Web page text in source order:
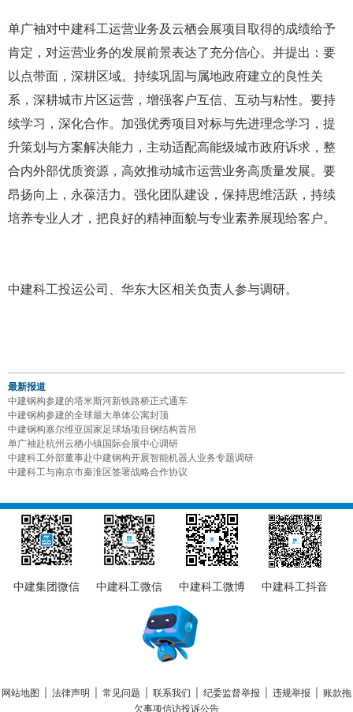
单广袖对中建科工运营业务及云栖会展项目取得的成绩给予
肯定，对运营业务的发展前景表达了充分信心。并提出：要
以点带面，深耕区域。持续巩固与属地政府建立的良性关
系，深耕城市片区运营，增强客户互信、互动与粘性。要持
续学习，深化合作。加强优秀项目对标与先进理念学习，提
升策划与方案解决能力，主动适配高能级城市政府诉求，整
合内外部优质资源，高效推动城市运营业务高质量发展。要
昂扬向上，永葆活力。强化团队建设，保持思维活跃，持续
培养专业人才，把良好的精神面貌与专业素养展现给客户。
中建科工投运公司、华东大区相关负责人参与调研。
最新报道
中建钢构参建的塔米斯河新铁路桥正式通车
中建钢构参建的全球最大单体公寓封顶
中建钢构塞尔维亚国家足球场项目钢结构首吊
单广袖赴杭州云栖小镇国际会展中心调研
中建科工外部董事赴中建钢构开展智能机器人业务专题调研
中建科工与南京市秦淮区签署战略合作协议
中建集团微信 中建科工微信 中建科工微博 中建科工抖音
网站地图 法律声明 常见问题 联系我们 纪委监督举报 违规举报
账款拖
欠事项信访投诉公告